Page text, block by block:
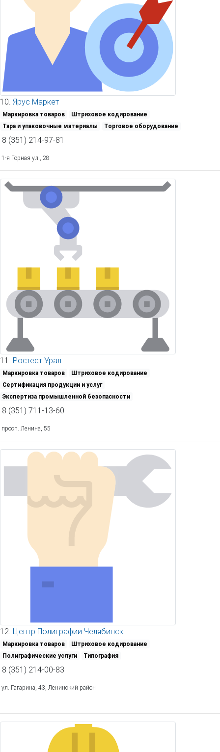
10. Ярус Маркет
Маркировка товаров
Штриховое кодирование
Тара и упаковочные материалы
Торговое оборудование
8 (351) 214-97-81
1-я Горная ул., 28
11. Ростест Урал
Маркировка товаров
Штриховое кодирование
Сертификация продукции и услуг
Экспертиза промышленной безопасности
8 (351) 711-13-60
просп. Ленина, 55
12. Центр Полиграфии Челябинск
Маркировка товаров
Штриховое кодирование
Полиграфические услуги
Типография
8 (351) 214-00-83
ул. Гагарина, 43, Ленинский район